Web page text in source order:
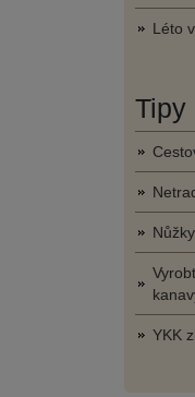
Léto
Tipy
YKK